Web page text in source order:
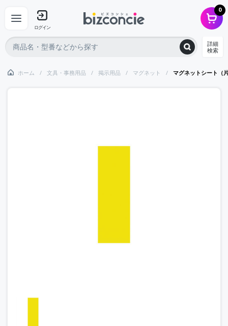
ログイン
0
詳細
検索
ホーム 文具・事務用品 掲示用品 マグネット マグネットシート（